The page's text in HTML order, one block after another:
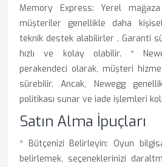
Memory Express: Yerel
müşteriler genellikle daha
teknik destek alabilirler . Garanti
hızlı ve kolay olabilir. *
perakendeci olarak, müşteri
sürebilir. Ancak, Newegg
politikası sunar ve iade işlemleri
Satın Alma İpuçları
* Bütçenizi Belirleyin: Oyun
belirlemek, seçeneklerinizi